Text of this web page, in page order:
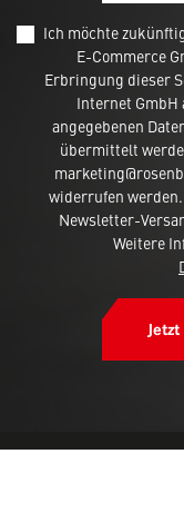
Ich möchte
E-Commerce
Erbringung dieser
Internet
angegebenen
übermittelt
widerrufen
Newsletter-
Weitere